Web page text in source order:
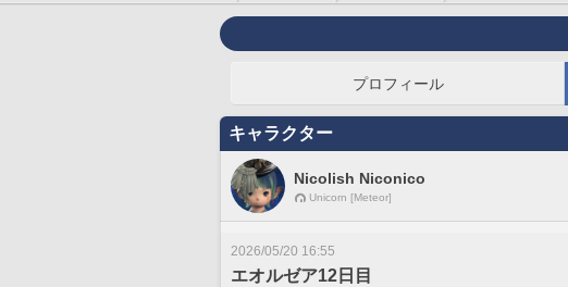
プロフィール
キャラクター
Nicolish Niconico
Unicorn [Meteor]
2026/05/20 16:55
エオルゼア12日目